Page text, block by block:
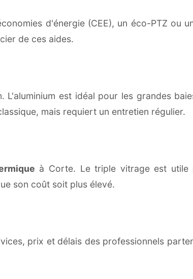
d'énergie (CEE), un éco-PTZ ou
de ces aides.
est idéal pour les grandes
mais requiert un entretien régulier.
à Corte. Le triple vitrage est utile
son coût soit plus élevé.
prix et délais des professionnels